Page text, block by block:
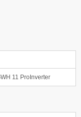
11 ProInverter